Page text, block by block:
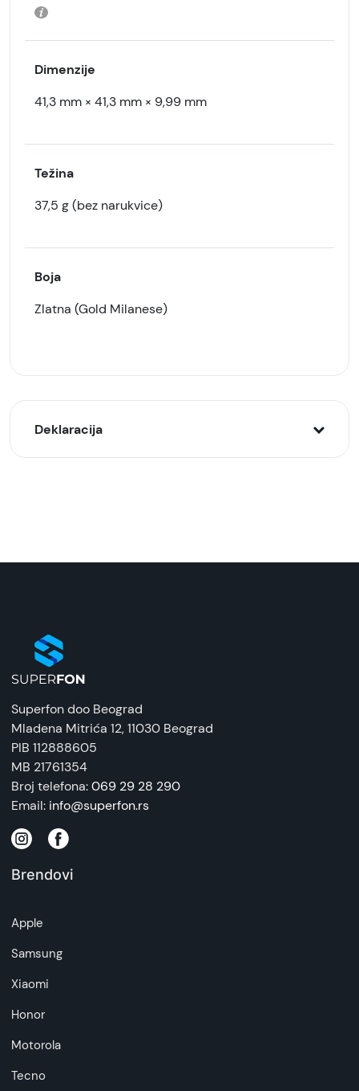
Dimenzije
41,3 mm × 41,3 mm × 9,99 mm
Težina
37,5 g (bez narukvice)
Boja
Zlatna (Gold Milanese)
Deklaracija
Naziv i vrsta robe:
Mison
EAN:
6942103168239
Zemlja porekla:
Kina
Prava potrošača:
Zagarantovana sva prava kupaca po osnovu
na daljinu, uslove reklamacije i povrata pročitajte
artikala budu što tačnije i detaljnije ali ne može
da garantuje da su svi podaci apsolutno ispravni.
Superfon doo Beograd
Mladena Mitrića 12, 11030 Beograd
PIB 112888605
MB 21761354
Broj telefona:069 29 28 290
Email: info@superfon.rs
Brendovi
Apple
Samsung
Xiaomi
Honor
Motorola
Tecno